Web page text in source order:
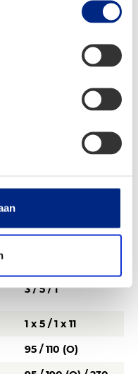
200 x 135 (O)
Boiler 11 l
Truma Combi 4
3 / 5 / 1
1 x 5 / 1 x 11
95 / 110 (O)